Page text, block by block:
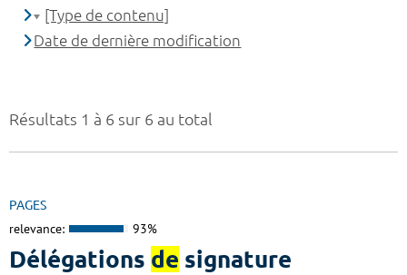
Résultats 1 à 6 sur 6 au total
PAGES
relevance: 93%
Délégations de signature
[Type de contenu]
Date de dernière modification